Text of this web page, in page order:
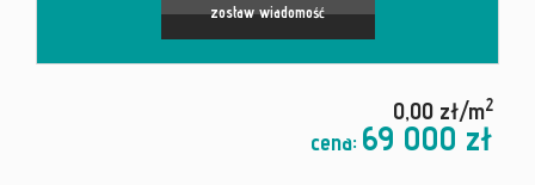
zostaw wiadomość
0,00 zł/m2
cena: 69 000 zł